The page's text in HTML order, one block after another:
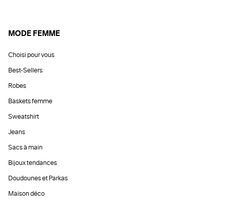
MODE FEMME
Choisi pour vous
Best-Sellers
Robes
Baskets femme
Sweatshirt
Jeans
Sacs à main
Bijoux tendances
Doudounes et Parkas
Maison déco